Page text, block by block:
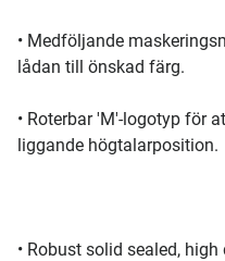
• Medföljande
lådan till önskad färg.
• Roterbar 'M'-logotyp för
liggande högtalarposition.
• Robust solid sealed,